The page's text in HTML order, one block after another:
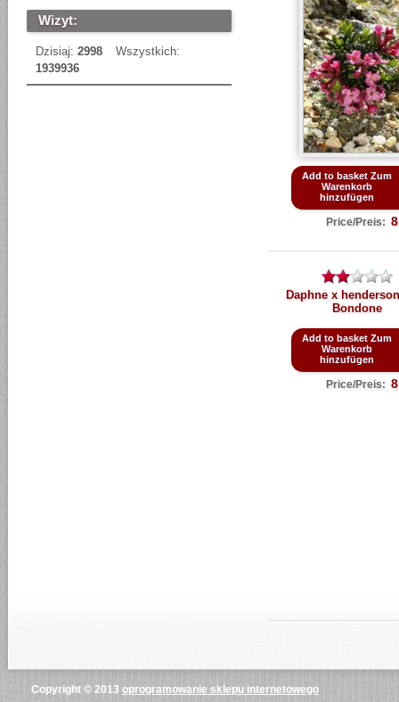
Wizyt:
Dzisiaj: 2998
Wszystkich:
1939936
Add to basket Zum
Warenkorb
hinzufügen
Price/Preis:
Daphne x
Bondone
Add to basket Zum
Warenkorb
hinzufügen
Price/Preis:
Copyright © 2013 oprogramowanie sklepu internetowego